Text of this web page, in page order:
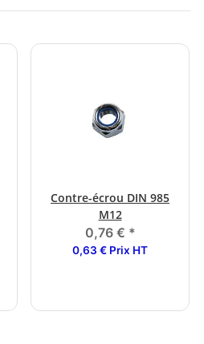
Contre-écrou DIN 985
M12
0,76 € *
0,63 € Prix HT